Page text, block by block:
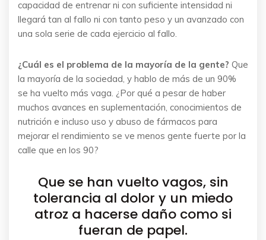
capacidad de entrenar ni con suficiente intensidad ni
llegará tan al fallo ni con tanto peso y un avanzado con
una sola serie de cada ejercicio al fallo.
¿Cuál es el problema de la mayoría de la gente? Que
la mayoría de la sociedad, y hablo de más de un 90%
se ha vuelto más vaga. ¿Por qué a pesar de haber
muchos avances en suplementación, conocimientos de
nutrición e incluso uso y abuso de fármacos para
mejorar el rendimiento se ve menos gente fuerte por la
calle que en los 90?
Que se han vuelto vagos, sin
tolerancia al dolor y un miedo
atroz a hacerse daño como si
fueran de papel.